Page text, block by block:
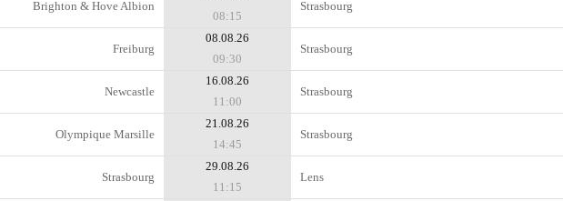
Brighton & Hove Albion
08:15
Strasbourg
Freiburg
08.08.26
09:30
Strasbourg
Newcastle
16.08.26
11:00
Strasbourg
Olympique Marsille
21.08.26
14:45
Strasbourg
Strasbourg
29.08.26
11:15
Lens